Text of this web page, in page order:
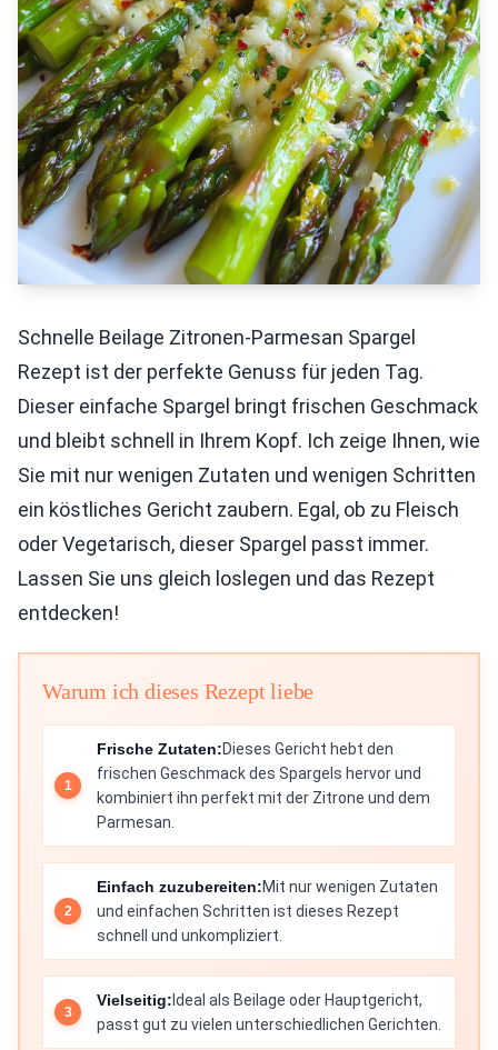
Schnelle Beilage Zitronen-Parmesan Spargel
Rezept ist der perfekte Genuss für jeden Tag.
Dieser einfache Spargel bringt frischen Geschmack
und bleibt schnell in Ihrem Kopf. Ich zeige Ihnen, wie
Sie mit nur wenigen Zutaten und wenigen Schritten
ein köstliches Gericht zaubern. Egal, ob zu Fleisch
oder Vegetarisch, dieser Spargel passt immer.
Lassen Sie uns gleich loslegen und das Rezept
entdecken!
Warum ich dieses Rezept liebe
Frische Zutaten:Dieses Gericht hebt den
frischen Geschmack des Spargels hervor und
kombiniert ihn perfekt mit der Zitrone und dem
Parmesan.
Einfach zuzubereiten:Mit nur wenigen Zutaten
und einfachen Schritten ist dieses Rezept
schnell und unkompliziert.
Vielseitig: Ideal als Beilage oder Hauptgericht,
passt gut zu vielen unterschiedlichen Gerichten.